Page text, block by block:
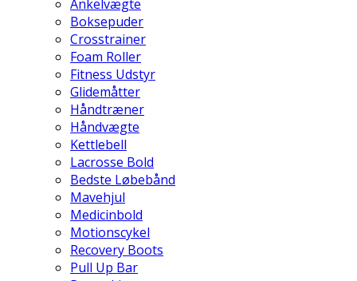
Ankelvægte
Boksepuder
Crosstrainer
Foam Roller
Fitness Udstyr
Glidemåtter
Håndtræner
Håndvægte
Kettlebell
Lacrosse Bold
Bedste Løbebånd
Mavehjul
Medicinbold
Motionscykel
Recovery Boots
Pull Up Bar